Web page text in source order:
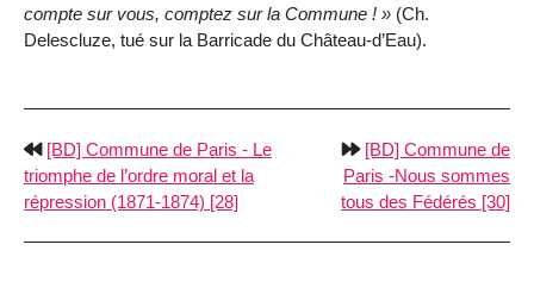
compte sur vous, comptez sur la Commune !
(Ch.
Delescluze, tué sur la Barricade du Château-d’Eau).
[BD] Commune de Paris - Le
triomphe de l’ordre moral et la
répression (1871-1874) [28]
[BD] Commune de
Paris -Nous sommes
tous des Fédérés [30]